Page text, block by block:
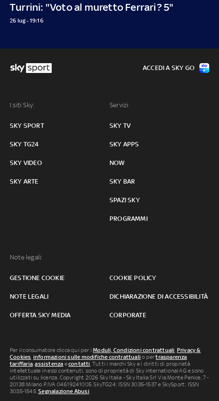
Turrini: "Voto al muretto Ferrari? 5"
26 lug - 19:16
I siti Sky:
SKY SPORT
SKY TG24
SKY VIDEO
SKY ARTE
Servizi:
SKY TV
SKY APPS
NOW
SKY BAR
SPAZI SKY
PROGRAMMI
Note legali:
GESTIONE COOKIE COOKIE POLICY
NOTE LEGALI DICHIARAZIONE DI ACCESSIBILITÀ
OFFERTA SKY MEDIA CORPORATE
ACCEDI A SKY GO
Per il consumatore clicca qui per iModuli, Condizioni contrattuali Privacy &
Cookies informazioni sulle modifiche contrattuali o pertrasparenza
tariffaria ,assistenza econtatti . Tutti i marchi Sky e i diritti di proprietà
intellettuale in essi contenuti, sono di proprietà di Sky international AG e sono
utilizzati su licenza. Copyright 2026 Sky Italia - Sky Italia Srl Via Monte Penice, 7 -
20138 Milano P.IVA 04619241005. SkyTG24: ISSN 3035-1537 e SkySport: ISSN
3035-1545.Segnalazione Abusi